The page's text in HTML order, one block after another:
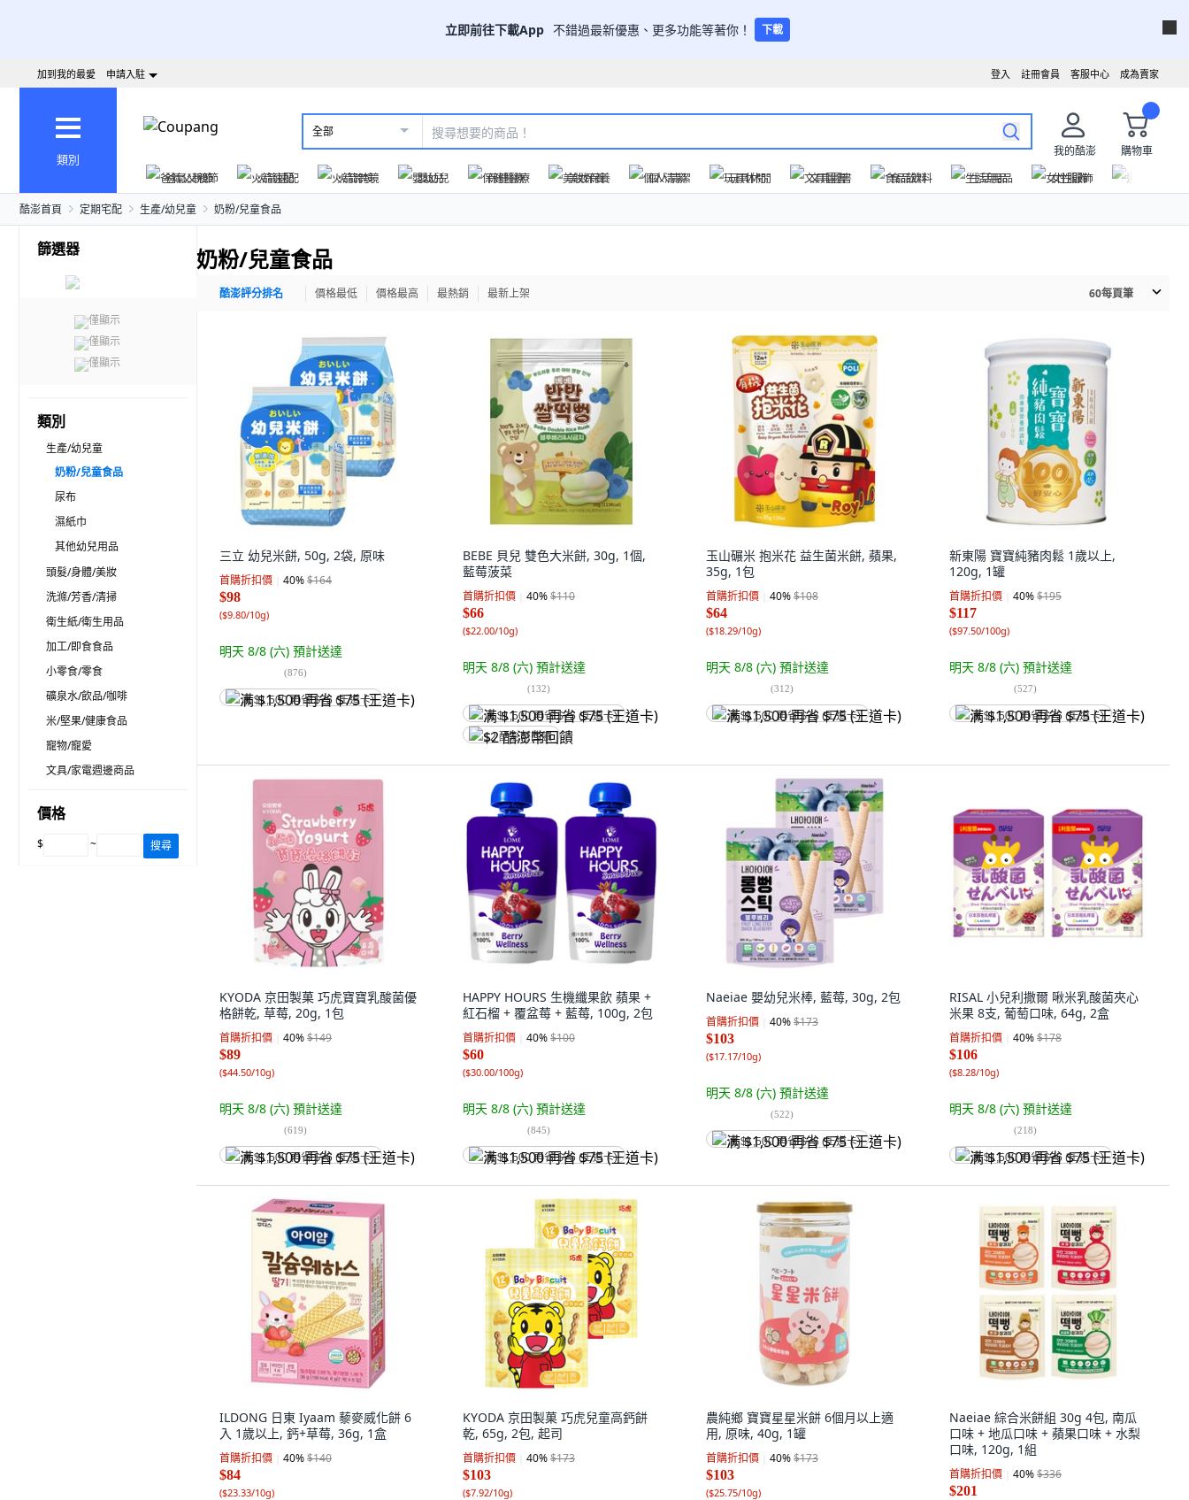
立即前往下載App 不錯過最新優惠、更多功能等著你！ 下載
成為賣家
客服中心
註冊會員
登入
加到我的最愛 申請入駐
類別
全部
我的酷澎
購物車
爸氣父親節
火箭速配 火箭跨境 嬰幼兒 保健醫療 美妝保養 個人清潔 玩具休閒 文具圖書 食品飲料 生活用品 女性服飾
酷澎首頁 定期宅配 生產/幼兒童 奶粉/兒童食品
篩選器
僅顯示
僅顯示
僅顯示
類別
生產/幼兒童
奶粉/兒童食品
尿布
濕紙巾
其他幼兒用品
頭髮/身體/美妝
洗滌/芳香/清掃
衛生紙/衛生用品
加工/即食食品
小零食/零食
礦泉水/飲品/咖啡
米/堅果/健康食品
寵物/寵愛
文具/家電週邊商品
價格
$ ~ 搜尋
奶粉/兒童食品
酷澎評分排名 價格最低 價格最高 最熱銷 最新上架 60每頁筆
三立 幼兒米餅, 50g, 2袋, 原味
首購折扣價 40%$164
$98
($9.80/10g)
明天 8/8 (六) 預計送達
(876)
满 $1,500 再省 $75 (王道卡)
BEBE 貝兒 雙色大米餅, 30g, 1個,
藍莓菠菜
首購折扣價 40%$110
$66
($22.00/10g)
明天 8/8 (六) 預計送達
(132)
满 $1,500 再省 $75 (王道卡)
$2 酷澎幣回饋
玉山碾米 抱米花 益生菌米餅, 蘋果,
35g, 1包
首購折扣價 40%$108
$64
($18.29/10g)
明天 8/8 (六) 預計送達
(312)
满 $1,500 再省 $75 (王道卡)
新東陽 寶寶純豬肉鬆 1歲以上,
120g, 1罐
首購折扣價 40%$195
$117
($97.50/100g)
明天 8/8 (六) 預計送達
(527)
满 $1,500 再省 $75 (王道卡)
KYODA 京田製菓 巧虎寶寶乳酸菌優
格餅乾, 草莓, 20g, 1包
首購折扣價 40%$149
$89
($44.50/10g)
明天 8/8 (六) 預計送達
(619)
满 $1,500 再省 $75 (王道卡)
HAPPY HOURS 生機纖果飲 蘋果 +
紅石榴 + 覆盆莓 + 藍莓, 100g, 2包
首購折扣價 40%$100
$60
($30.00/100g)
明天 8/8 (六) 預計送達
(845)
满 $1,500 再省 $75 (王道卡)
Naeiae 嬰幼兒米棒, 藍莓, 30g, 2包
首購折扣價 40%$173
$103
($17.17/10g)
明天 8/8 (六) 預計送達
(522)
满 $1,500 再省 $75 (王道卡)
RISAL 小兒利撒爾 啾米乳酸菌夾心
米果 8支, 葡萄口味, 64g, 2盒
首購折扣價 40%$178
$106
($8.28/10g)
明天 8/8 (六) 預計送達
(218)
满 $1,500 再省 $75 (王道卡)
ILDONG 日東 Iyaam 藜麥威化餅 6
入 1歲以上, 鈣+草莓, 36g, 1盒
首購折扣價 40%$140
$84
($23.33/10g)
KYODA 京田製菓 巧虎兒童高鈣餅
乾, 65g, 2包, 起司
首購折扣價 40%$173
$103
($7.92/10g)
農純鄉 寶寶星星米餅 6個月以上適
用, 原味, 40g, 1罐
首購折扣價 40%$173
$103
($25.75/10g)
Naeiae 綜合米餅組 30g 4包, 南瓜
口味 + 地瓜口味 + 蘋果口味 + 水梨
口味, 120g, 1組
首購折扣價 40%$336
$201